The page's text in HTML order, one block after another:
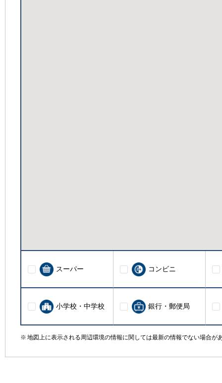
スーパー コンビニ
小学校・中学校 銀行・郵便局
地図上に表示される周辺環境の情報に関しては最新の情報でない場合